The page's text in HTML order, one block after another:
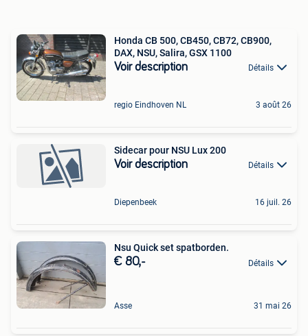
Honda CB 500, CB450, CB72, CB900,
DAX, NSU, Salira, GSX 1100
Voir description Détails
regio Eindhoven NL 3 août 26
Sidecar pour NSU Lux 200
Voir description Détails
Diepenbeek 16 juil. 26
Nsu Quick set spatborden.
€ 80,- Détails
Asse 31 mai 26